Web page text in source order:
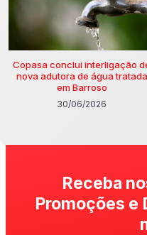
Copasa conclui interligação
nova adutora de água tratada
em Barroso
30/06/2026
Receba
Promoções e